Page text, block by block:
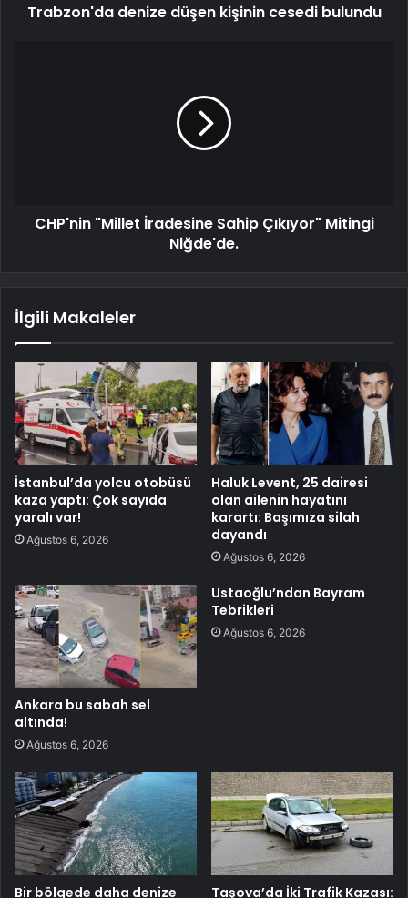
Trabzon'da denize düşen kişinin cesedi bulundu
CHP'nin "Millet İradesine Sahip Çıkıyor" Mitingi
Niğde'de.
İlgili Makaleler
İstanbul’da yolcu otobüsü
kaza yaptı: Çok sayıda
yaralı var!
Ağustos 6, 2026
Haluk Levent, 25 dairesi
olan ailenin hayatını
karartı: Başımıza silah
dayandı
Ağustos 6, 2026
Ankara bu sabah sel
altında!
Ağustos 6, 2026
Ustaoğlu’ndan Bayram
Tebrikleri
Ağustos 6, 2026
Bir bölgede daha denize Taşova’da İki Trafik Kazası: